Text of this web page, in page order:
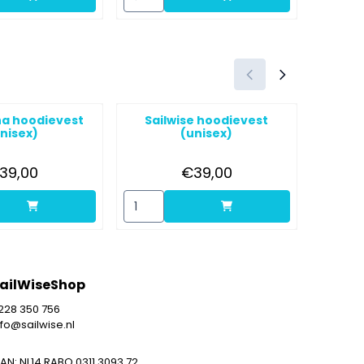
hoodievest
Prijs: 39,00
voor Lutgerdina hoodievest (unisex)
Sailwise hoodievest
(unisex)
Prijs: 39,00
€39,00
Aantal kiezen voor Sailwise hoodievest
350 756